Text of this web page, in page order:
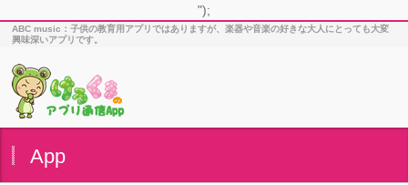
");
ABC music：子供の教育用アプリではありますが、楽器や音楽の好きな大人にとっても大変
興味深いアプリです。
App